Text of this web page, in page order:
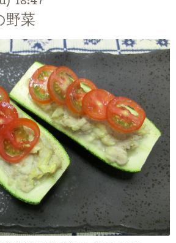
18:47
野菜